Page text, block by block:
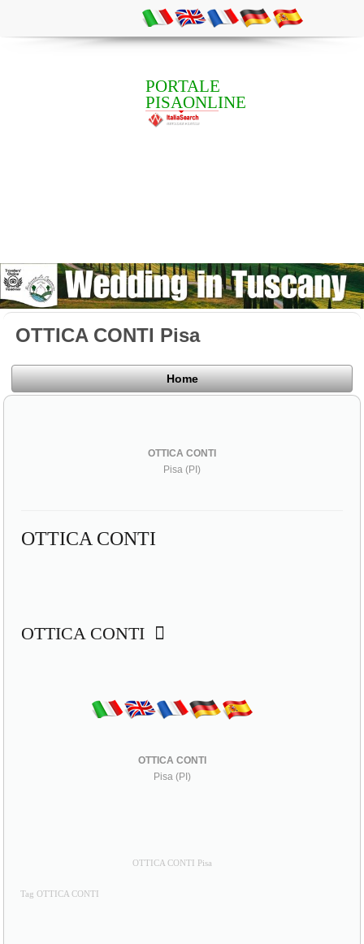
PORTALE
PISAONLINE
OTTICA CONTI Pisa
Home
OTTICA CONTI
Pisa (PI)
OTTICA CONTI
OTTICA CONTI
OTTICA CONTI
Pisa (PI)
OTTICA CONTI Pisa
Tag OTTICA CONTI